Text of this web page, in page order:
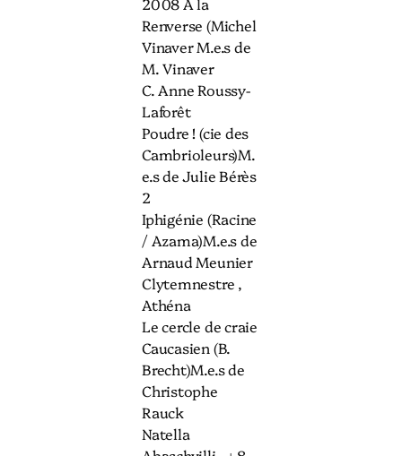
Renverse (Michel
Vinaver M.e.s de
M. Vinaver
C. Anne Roussy-
Laforêt
Poudre ! (cie des
Cambrioleurs)M.
e.s de Julie Bérès
2
Iphigénie (Racine
/ Azama)M.e.s de
Arnaud Meunier
Clytemnestre ,
Athéna
Le cercle de craie
Caucasien (B.
Brecht)M.e.s de
Christophe
Rauck
Natella